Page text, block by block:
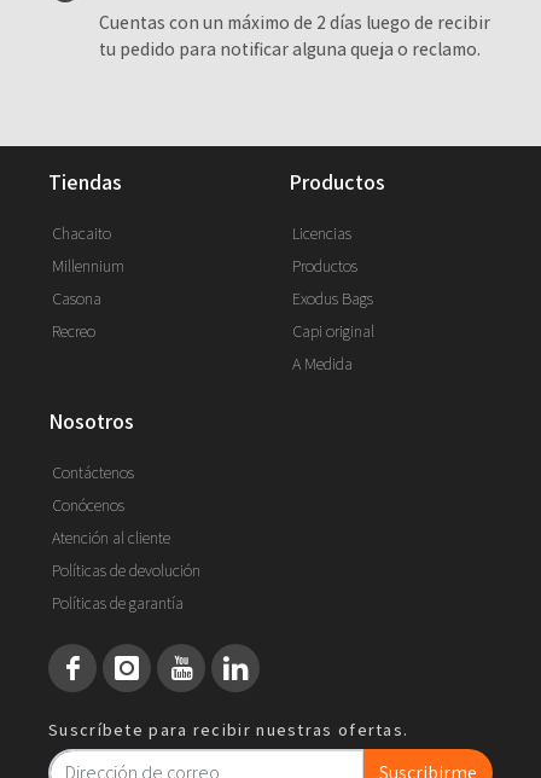
Cuentas con un máximo de 2 días luego de recibir
tu pedido para notificar alguna queja o reclamo.
tiendas
Chacaito
Millennium
Casona
Recreo
productos
Licencias
Productos
Exodus Bags
Capi original
A Medida
nosotros
Contáctenos
Conócenos
Atención al cliente
Políticas de devolución
Políticas de garantía
Suscríbete para recibir nuestras ofertas.
Suscribirme